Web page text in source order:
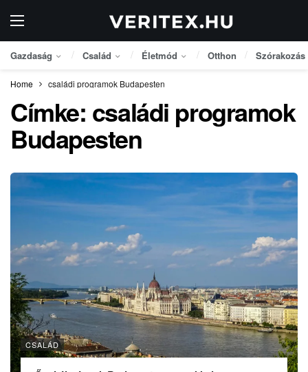
Gazdaság Család Életmód Otthon Szórakozás
Home családi programok Budapesten
Címke: családi programok
Budapesten
CSALÁD